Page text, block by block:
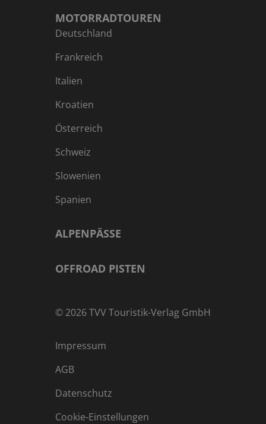
MOTORRADTOUREN
Deutschland
Frankreich
Italien
Kroatien
Österreich
Schweiz
Slowenien
Spanien
ALPENPÄSSE
OFFROAD PISTEN
© 2026TVV Touristik-Verlag GmbH
Impressum
AGB
Datenschutz
Cookie-Einstellungen